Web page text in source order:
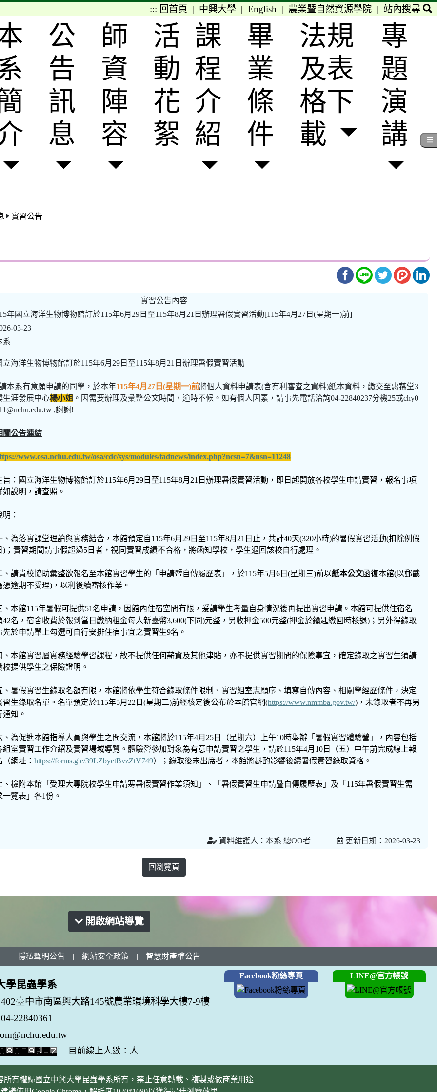
::: 回首頁 | 中興大學| English | 農業暨自然資源學院| 站內搜尋
公
告
訊
息
師
資
陣
容
活
動
花
絮
課
程
介
紹
畢
業
條
件
法規
及表
格下
載
專
題
演
講
實習公告
實習公告內容
年國立海洋生物博物館訂於115年6月29日至115年8月21日辦理暑假實習活動[115年4月27日(星期一)前]
03-23
系
立海洋生物博物館訂於115年6月29日至115年8月21日辦理暑假實習活動
本系有意願申請的同學，於本年115年4月27日(星期一)前將個人資料申請表(含有利審查之資料)紙本資料，繳交至惠蓀堂3
生涯發展中心楊小姐 。因需要辦理及彙整公文時間，逾時不候。如有個人因素，請事先電話洽詢04-22840237分機25或chy0
,謝謝!
關公告連結
www.osa.nchu.edu.tw/osa/cdc/sys/modules/tadnews/index.php?ncsn=7&nsn=11248
旨：國立海洋生物博物館訂於115年6月29日至115年8月21日辦理暑假實習活動，即日起開放各校學生申請實習，報名事項
如說明，請查照。
明：
、為落實課堂理論與實務結合，本館預定自115年6月29日至115年8月21日止，共計40天(320小時)的暑假實習活動(扣除例假
)；實習期間請事假超過5日者，視同實習成績不合格，將函知學校，學生退回該校自行處理。
、請貴校協助彙整欲報名至本館實習學生的「申請暨自傳履歷表」，於115年5月6日(星期三)前以紙本公文函復本館(以郵戳
憑逾期不受理)，以利後續審核作業。
、本館115年暑假可提供51名申請，因館內住宿空間有限，爰請學生考量自身情況後再提出實習申請。本館可提供住宿名
42名，宿舍收費於報到當日繳納租金每人新臺幣3,600(下同)元整，另收押金500元整(押金於鑰匙繳回時核退)；另外得錄取
先於申請單上勾選可自行安排住宿事宜之實習生9名。
、本館實習屬實務經驗學習課程，故不提供任何薪資及其他津貼，亦不提供實習期間的保險事宜，確定錄取之實習生須請
校提供學生之保險證明。
、暑假實習生錄取名額有限，本館將依學生符合錄取條件限制、實習組室志願序、填寫自傳內容、相關學經歷條件，決定
習生錄取名單。名單預定於115年5月22日(星期三)前經核定後公布於本館官網(https://www.nmmba.gov.tw/)，未錄取者不再另
通知。
、為促進本館指導人員與學生之間交流，本館將於115年4月25日（星期六）上午10時舉辦「暑假實習體驗營」，內容包括
組室實習工作介紹及實習場域導覽。體驗營參加對象為有意申請實習之學生，請於115年4月10日（五）中午前完成線上報
（網址：https://forms.gle/39LZbyetBvzZtV749）；錄取後未出席者，本館將斟酌影響後續暑假實習錄取資格。
、檢附本館「受理大專院校學生申請寒暑假實習作業須知」、「暑假實習生申請暨自傳履歷表」及「115年暑假實習生需
一覽表」各1份。
資料維護人：本系 總OO者 更新日期：2026-03-23
回瀏覽頁
開啟網站導覽
隱私聲明公告 | 網站安全政策 | 智慧財產權公告
學昆蟲學系
臺中市南區興大路145號農業環境科學大樓7-9樓
22840361
目前線上人數：人
Facebook粉絲專頁 LINE@官方帳號
所有權歸國立中興大學昆蟲學系所有，禁止任意轉載、複製或做商業用途